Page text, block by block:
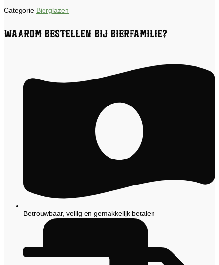
Categorie Bierglazen
Waarom bestellen bij Bierfamilie?
Betrouwbaar, veilig en gemakkelijk betalen